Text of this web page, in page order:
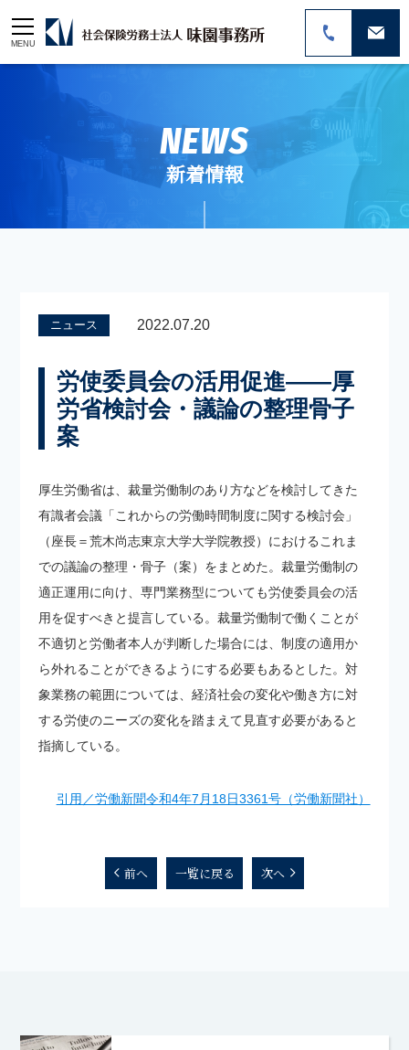
MENU
NEWS
新着情報
ニュース 2022.07.20
労使委員会の活用促進――厚
労省検討会・議論の整理骨子
案
厚生労働省は、裁量労働制のあり方などを検討してきた
有識者会議「これからの労働時間制度に関する検討会」
（座長＝荒木尚志東京大学大学院教授）におけるこれま
での議論の整理・骨子（案）をまとめた。裁量労働制の
適正運用に向け、専門業務型についても労使委員会の活
用を促すべきと提言している。裁量労働制で働くことが
不適切と労働者本人が判断した場合には、制度の適用か
ら外れることができるようにする必要もあるとした。対
象業務の範囲については、経済社会の変化や働き方に対
する労使のニーズの変化を踏まえて見直す必要があると
指摘している。
引用／労働新聞令和4年7月18日3361号（労働新聞社）
前へ 一覧に戻る 次へ